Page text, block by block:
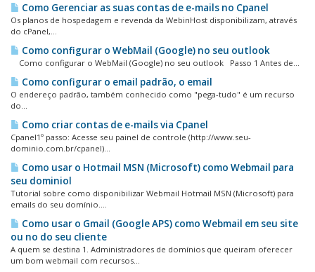
Como Gerenciar as suas contas de e-mails no Cpanel
Os planos de hospedagem e revenda da WebinHost disponibilizam, através
do cPanel,...
Como configurar o WebMail (Google) no seu outlook
Como configurar o WebMail (Google) no seu outlook Passo 1 Antes de...
Como configurar o email padrão, o email
O endereço padrão, também conhecido como "pega-tudo" é um recurso
do...
Como criar contas de e-mails via Cpanel
Cpanel1º passo: Acesse seu painel de controle (http://www.seu-
dominio.com.br/cpanel)...
Como usar o Hotmail MSN (Microsoft) como Webmail para
seu dominiol
Tutorial sobre como disponibilizar Webmail Hotmail MSN (Microsoft) para
emails do seu domínio....
Como usar o Gmail (Google APS) como Webmail em seu site
ou no do seu cliente
A quem se destina 1. Administradores de domínios que queiram oferecer
um bom webmail com recursos...